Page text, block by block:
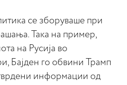
се зборуваше при
Така на пример,
на Русија во
Бајден го обвини Трамп
информации од